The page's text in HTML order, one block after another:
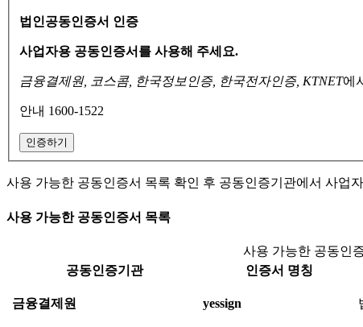
법인공동인증서 인증
사업자용 공동인증서를 사용해 주세요.
금융결제원, 코스콤, 한국정보인증, 한국전자인증, KTNET에
안내 1600-1522
인증하기
사용 가능한 공동인증서 목록 확인 후 공동인증기관에서 사업
사용 가능한 공동인증서 목록
사용 가능한 공동인
공동인증기관
인증서 명칭
금융결제원 yessign